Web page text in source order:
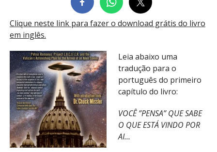
Clique neste link para fazer o download grátis do livro
em inglês.
Leia abaixo uma
tradução para o
português do primeiro
capítulo do livro:
VOCÊ ”PENSA” QUE SABE
O QUE ESTÁ VINDO POR
AI…